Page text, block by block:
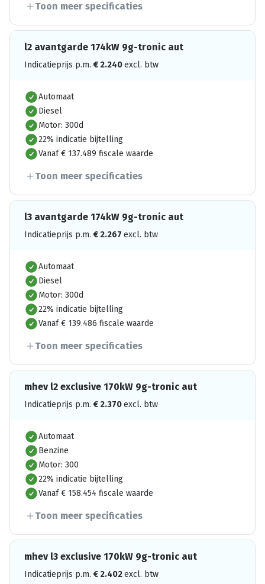
Toon meer specificaties
l2 avantgarde 174kW 9g-tronic aut
Indicatieprijs p.m. € 2.240excl. btw
Automaat
Diesel
Motor: 300d
22% indicatie bijtelling
Vanaf € 137.489 fiscale waarde
Toon meer specificaties
l3 avantgarde 174kW 9g-tronic aut
Indicatieprijs p.m. € 2.267 excl. btw
Automaat
Diesel
Motor: 300d
22% indicatie bijtelling
Vanaf € 139.486 fiscale waarde
Toon meer specificaties
mhev l2 exclusive 170kW 9g-tronic aut
Indicatieprijs p.m. € 2.370excl. btw
Automaat
Benzine
Motor: 300
22% indicatie bijtelling
Vanaf € 158.454 fiscale waarde
Toon meer specificaties
mhev l3 exclusive 170kW 9g-tronic aut
Indicatieprijs p.m. € 2.402excl. btw